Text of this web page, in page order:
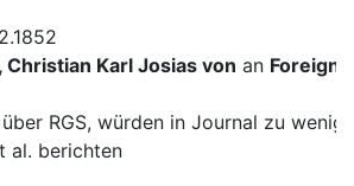
Christian Karl Josias von an Foreign
RGS, würden in Journal zu wenig
al. berichten